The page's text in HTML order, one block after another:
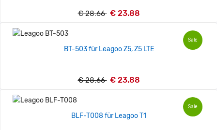
€ 28.66 € 23.88
Sale
BT-503 für Leagoo Z5, Z5 LTE
€ 28.66 € 23.88
Sale
BLF-T008 für Leagoo T1